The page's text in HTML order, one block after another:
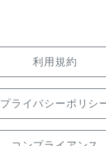
利用規約
プライバシーポリシ